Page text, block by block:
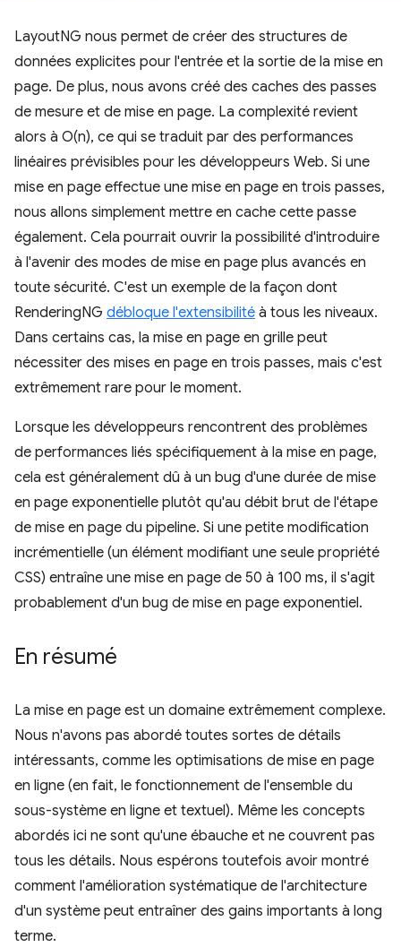
LayoutNG nous permet de créer des structures de
données explicites pour l'entrée et la sortie de la mise en
page. De plus, nous avons créé des caches des passes
de mesure et de mise en page. La complexité revient
alors à O(n), ce qui se traduit par des performances
linéaires prévisibles pour les développeurs Web. Si une
mise en page effectue une mise en page en trois passes,
nous allons simplement mettre en cache cette passe
également. Cela pourrait ouvrir la possibilité d'introduire
à l'avenir des modes de mise en page plus avancés en
toute sécurité. C'est un exemple de la façon dont
RenderingNG débloque l'extensibilité à tous les niveaux.
Dans certains cas, la mise en page en grille peut
nécessiter des mises en page en trois passes, mais c'est
extrêmement rare pour le moment.
Lorsque les développeurs rencontrent des problèmes
de performances liés spécifiquement à la mise en page,
cela est généralement dû à un bug d'une durée de mise
en page exponentielle plutôt qu'au débit brut de l'étape
de mise en page du pipeline. Si une petite modification
incrémentielle (un élément modifiant une seule propriété
CSS) entraîne une mise en page de 50 à 100 ms, il s'agit
probablement d'un bug de mise en page exponentiel.
En résumé
La mise en page est un domaine extrêmement complexe.
Nous n'avons pas abordé toutes sortes de détails
intéressants, comme les optimisations de mise en page
en ligne (en fait, le fonctionnement de l'ensemble du
sous-système en ligne et textuel). Même les concepts
abordés ici ne sont qu'une ébauche et ne couvrent pas
tous les détails. Nous espérons toutefois avoir montré
comment l'amélioration systématique de l'architecture
d'un système peut entraîner des gains importants à long
terme.